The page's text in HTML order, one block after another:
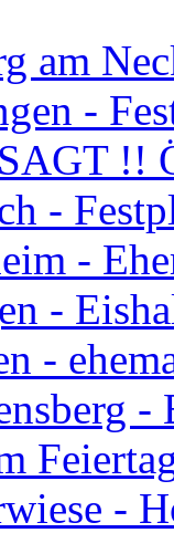
am
-
!!
-
-
-
-
-